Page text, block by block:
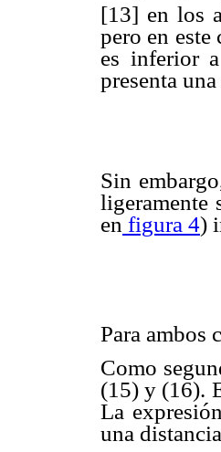
[13] en los
pero en
es inferior
presenta
Sin
ligeramente
en figura 4)
Para ambos
Como
(15) y (16).
La
una distancia